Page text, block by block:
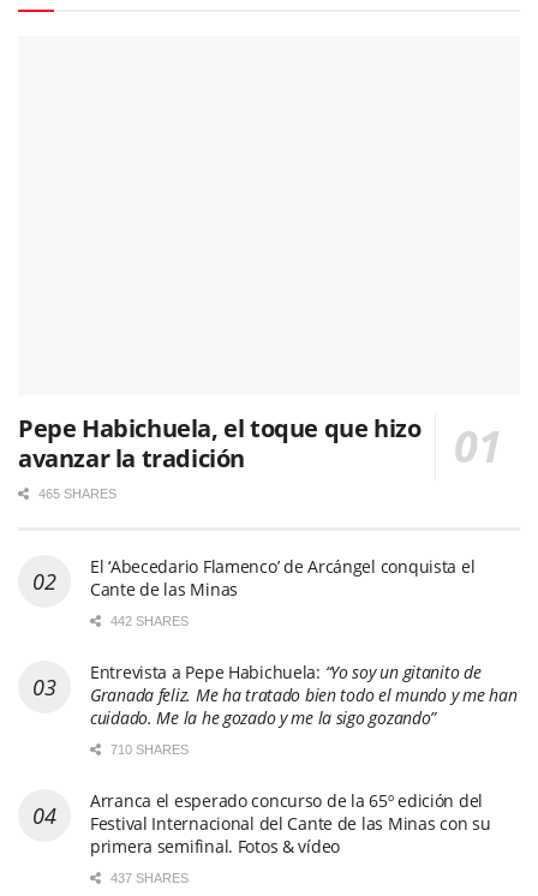
Pepe Habichuela, el toque que hizo
avanzar la tradición
465 SHARES
El ‘Abecedario Flamenco’ de Arcángel conquista el
Cante de las Minas
442 SHARES
Entrevista a Pepe Habichuela: “Yo soy un gitanito de
Granada feliz. Me ha tratado bien todo el mundo y me han
cuidado. Me la he gozado y me la sigo gozando”
710 SHARES
Arranca el esperado concurso de la 65º edición del
Festival Internacional del Cante de las Minas con su
primera semifinal. Fotos & vídeo
437 SHARES